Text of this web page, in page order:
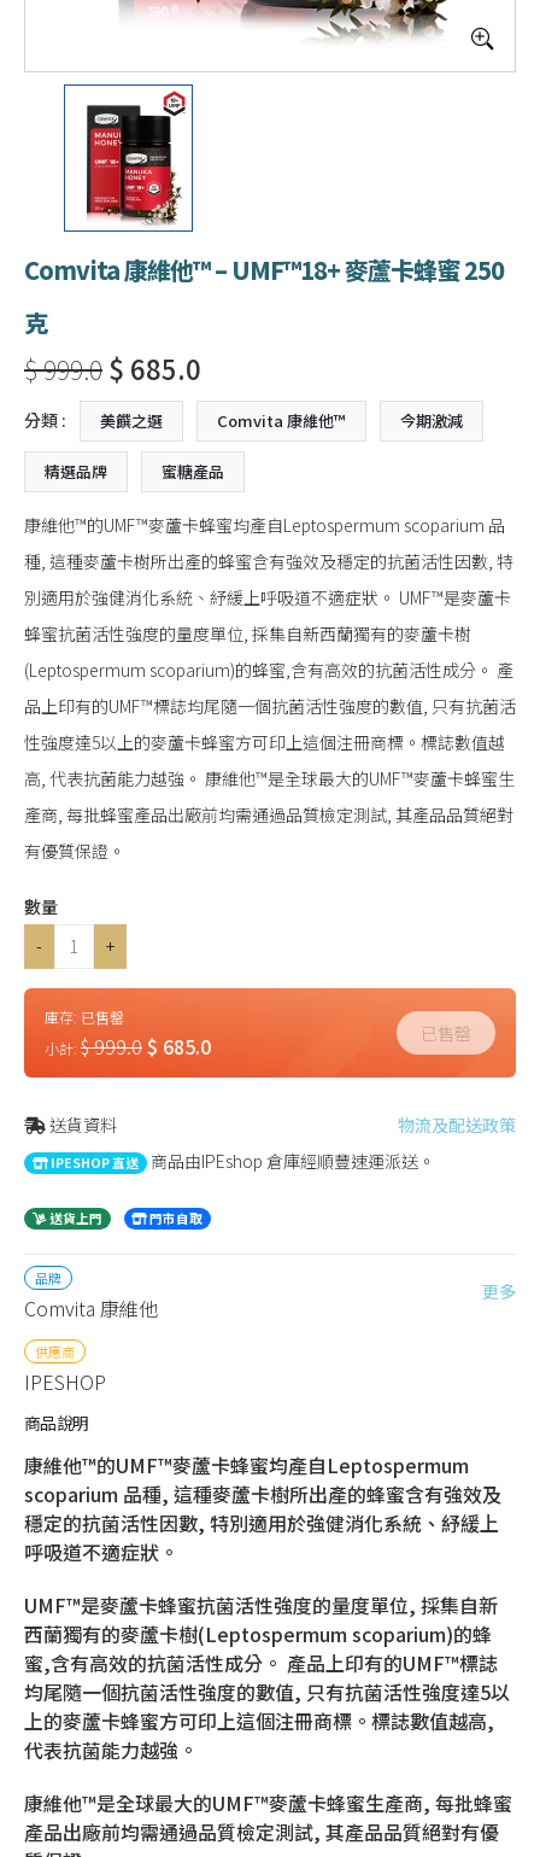
Comvita 康維他™ – UMF™18+ 麥蘆卡蜂蜜 250
克
$ 999.0$ 685.0
分類 : 美饌之選 Comvita 康維他™ 今期激減
精選品牌 蜜糖產品
康維他™的UMF™麥蘆卡蜂蜜均產自Leptospermum scoparium 品
種, 這種麥蘆卡樹所出產的蜂蜜含有強效及穩定的抗菌活性因數, 特
別適用於強健消化系統、紓緩上呼吸道不適症狀。 UMF™是麥蘆卡
蜂蜜抗菌活性強度的量度單位, 採集自新西蘭獨有的麥蘆卡樹
(Leptospermum scoparium)的蜂蜜,含有高效的抗菌活性成分。 產
品上印有的UMF™標誌均尾隨一個抗菌活性強度的數值, 只有抗菌活
性強度達5以上的麥蘆卡蜂蜜方可印上這個注冊商標。標誌數值越
高, 代表抗菌能力越強。 康維他™是全球最大的UMF™麥蘆卡蜂蜜生
產商, 每批蜂蜜產品出廠前均需通過品質檢定測試, 其產品品質絕對
有優質保證。
數量
-
+
庫存: 已售罄
小計: $ 999.0$ 685.0 已售罄
送貨資料 物流及配送政策
IPESHOP 直送 商品由IPEshop 倉庫經順豐速運派送。
送貨上門 門市自取
品牌
Comvita 康維他
更多
供應商
IPESHOP
商品說明
康維他™的UMF™麥蘆卡蜂蜜均產自Leptospermum
scoparium 品種, 這種麥蘆卡樹所出產的蜂蜜含有強效及
穩定的抗菌活性因數, 特別適用於強健消化系統、紓緩上
呼吸道不適症狀。
UMF™是麥蘆卡蜂蜜抗菌活性強度的量度單位, 採集自新
西蘭獨有的麥蘆卡樹(Leptospermum scoparium)的蜂
蜜,含有高效的抗菌活性成分。 產品上印有的UMF™標誌
均尾隨一個抗菌活性強度的數值, 只有抗菌活性強度達5以
上的麥蘆卡蜂蜜方可印上這個注冊商標。標誌數值越高,
代表抗菌能力越強。
康維他™是全球最大的UMF™麥蘆卡蜂蜜生產商, 每批蜂蜜
產品出廠前均需通過品質檢定測試, 其產品品質絕對有優